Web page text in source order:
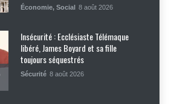
Économie, Social 8 août 2026
Insécurité : Ecclésiaste Télémaque
libéré, James Boyard et sa fille
toujours séquestrés
Sécurité 8 août 2026